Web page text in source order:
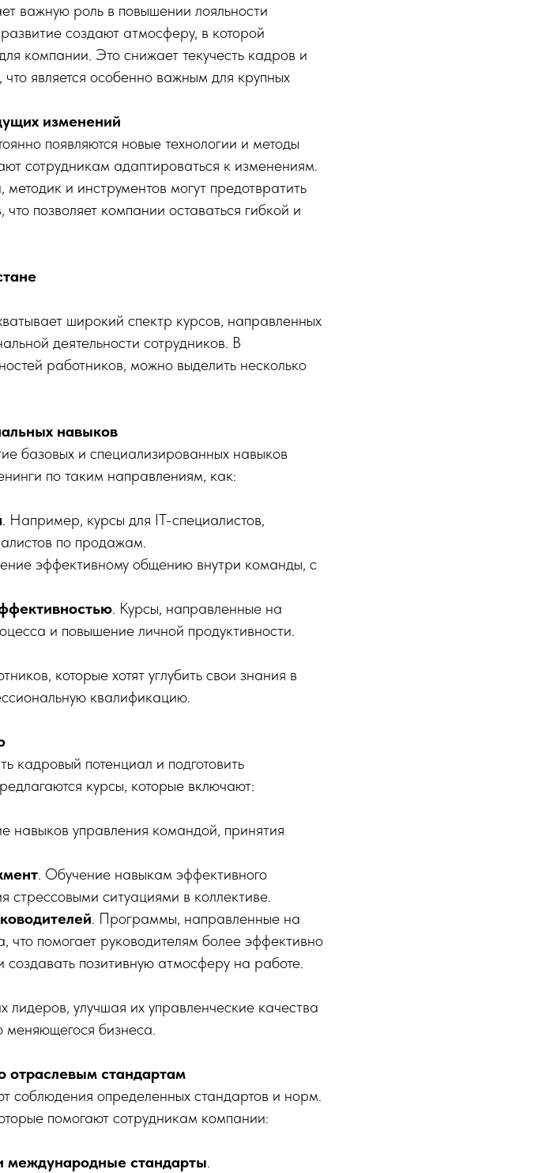
важную роль в повышении лояльности
создают атмосферу, в которой
компании. Это снижает текучесть кадров и
является особенно важным для крупных
изменений
появляются новые технологии и методы
сотрудникам адаптироваться к изменениям.
и инструментов могут предотвратить
позволяет компании оставаться гибкой и
широкий спектр курсов, направленных
деятельности сотрудников. В
работников, можно выделить несколько
навыков
базовых и специализированных навыков
по таким направлениям, как:
. Например, курсы для IT-специалистов,
по продажам.
эффективному общению внутри команды, с
. Курсы, направленные на
и повышение личной продуктивности.
которые хотят углубить свои знания в
квалификацию.
кадровый потенциал и подготовить
курсы, которые включают:
навыков управления командой, принятия
. Обучение навыкам эффективного
стрессовыми ситуациями в коллективе.
. Программы, направленные на
что помогает руководителям более эффективно
создавать позитивную атмосферу на работе.
лидеров, улучшая их управленческие качества
меняющегося бизнеса.
отраслевым стандартам
соблюдения определенных стандартов и норм.
помогают сотрудникам компании:
международные стандарты.